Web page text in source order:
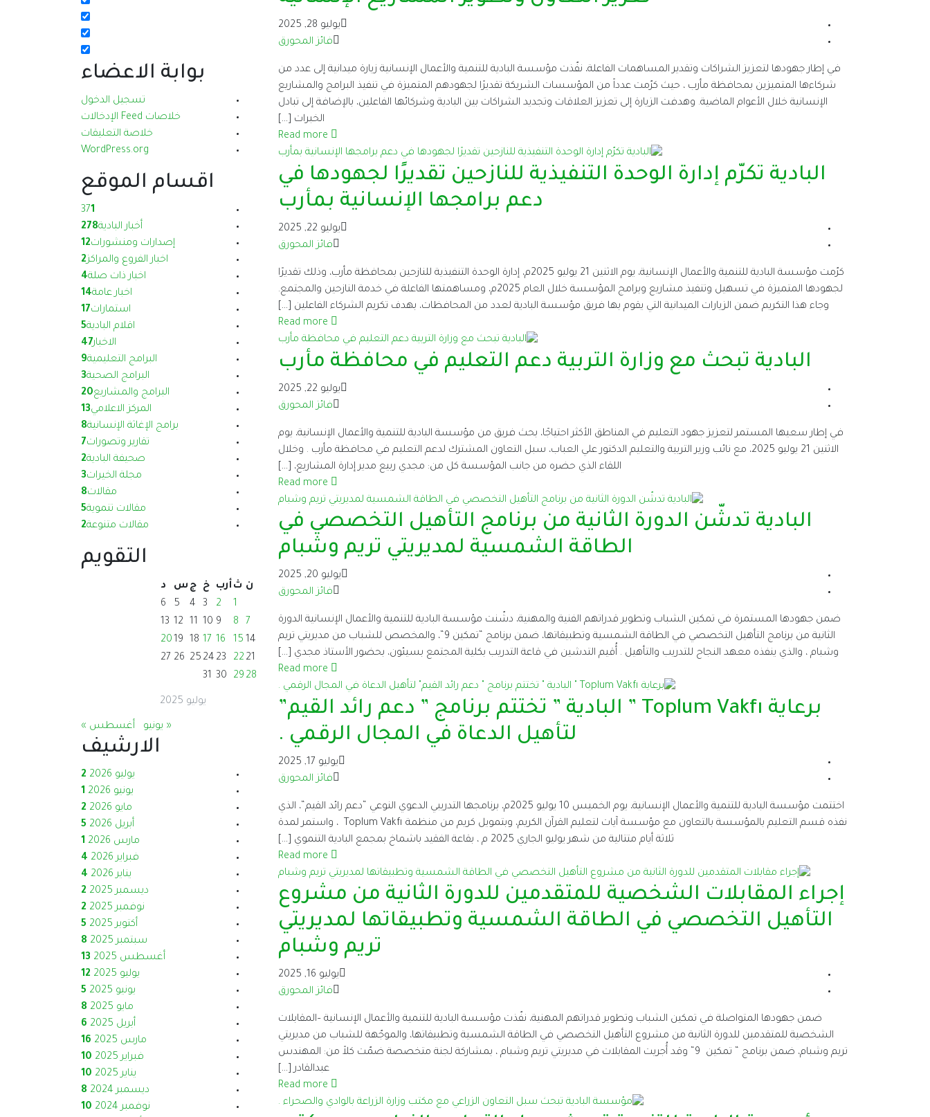
يوليو 28, 2025
فائز المحورق
في إطار جهودها لتعزيز الشراكات وتقدير المساهمات الفاعلة، نفّذت مؤسسة البادية للتنمية والأعمال الإنسانية زيارة ميدانية إلى عدد من
شركاءها المتميزين بمحافظة مأرب ، حيث كرّمت عدداً من المؤسسات الشريكة تقديرًا لجهودهم المتميزة في تنفيذ البرامج والمشاريع
الإنسانية خلال الأعوام الماضية. وهدفت الزيارة إلى تعزيز العلاقات وتجديد الشراكات بين البادية وشركائها الفاعلين، بالإضافة إلى تبادل
الخبرات […]
Read more
البادية تكرّم إدارة الوحدة التنفيذية للنازحين تقديرًا لجهودها في
دعم برامجها الإنسانية بمأرب
يوليو 22, 2025
فائز المحورق
كرّمت مؤسسة البادية للتنمية والأعمال الإنسانية، يوم الاثنين 21 يوليو 2025م، إدارة الوحدة التنفيذية للنازحين بمحافظة مأرب، وذلك تقديرًا
لجهودها المتميزة في تسهيل وتنفيذ مشاريع وبرامج المؤسسة خلال العام 2025م، ومساهمتها الفاعلة في خدمة النازحين والمجتمع.
وجاء هذا التكريم ضمن الزيارات الميدانية التي يقوم بها فريق مؤسسة البادية لعدد من المحافظات، بهدف تكريم الشركاء الفاعلين […]
Read more
البادية تبحث مع وزارة التربية دعم التعليم في محافظة مأرب
يوليو 22, 2025
فائز المحورق
في إطار سعيها المستمر لتعزيز جهود التعليم في المناطق الأكثر احتياجًا، بحث فريق من مؤسسة البادية للتنمية والأعمال الإنسانية، يوم
الاثنين 21 يوليو 2025، مع نائب وزير التربية والتعليم الدكتور علي العباب، سبل التعاون المشترك لدعم التعليم في محافظة مأرب . وخلال
اللقاء الذي حضره من جانب المؤسسة كل من: مجدي ربيع مدير إدارة المشاريع، […]
Read more
البادية تدشّن الدورة الثانية من برنامج التأهيل التخصصي في
الطاقة الشمسية لمديريتي تريم وشبام
يوليو 20, 2025
فائز المحورق
ضمن جهودها المستمرة في تمكين الشباب وتطوير قدراتهم الفنية والمهنية، دشّنت مؤسسة البادية للتنمية والأعمال الإنسانية الدورة
الثانية من برنامج التأهيل التخصصي في الطاقة الشمسية وتطبيقاتها، ضمن برنامج “تمكين 9“، والمخصص للشباب من مديريتي تريم
وشبام ، والذي ينفذه معهد النجاح للتدريب والتأهيل . أُقيم التدشين في قاعة التدريب بكلية المجتمع بسيئون، بحضور الأستاذ مجدي […]
Read more
برعاية Toplum Vakfı ” البادية ” تختتم برنامج ” دعم رائد القيم”
لتأهيل الدعاة في المجال الرقمي .
يوليو 17, 2025
فائز المحورق
اختتمت مؤسسة البادية للتنمية والأعمال الإنسانية، يوم الخميس 10 يوليو 2025م، برنامجها التدريبي الدعوي النوعي “دعم رائد القيم“، الذي
نفذه قسم التعليم بالمؤسسة بالتعاون مع مؤسسة آيات لتعليم القرآن الكريم، وبتمويل كريم من منظمة Toplum Vakfı ، واستمر لمدة
ثلاثة أيام متتالية من شهر يوليو الجاري 2025 م ، بقاعة الفقيد باشماخ بمجمع البادية التنموي […]
Read more
إجراء المقابلات الشخصية للمتقدمين للدورة الثانية من مشروع
التأهيل التخصصي في الطاقة الشمسية وتطبيقاتها لمديريتي
تريم وشبام
يوليو 16, 2025
فائز المحورق
ضمن جهودها المتواصلة في تمكين الشباب وتطوير قدراتهم المهنية، نفّذت مؤسسة البادية للتنمية والأعمال الإنسانية –المقابلات
الشخصية للمتقدمين للدورة الثانية من مشروع التأهيل التخصصي في الطاقة الشمسية وتطبيقاتها، والموجّهة للشباب من مديريتي
تريم وشبام، ضمن برنامج “ تمكين 9“ وقد أُجريت المقابلات في مديريتي تريم وشبام ، بمشاركة لجنة متخصصة ضمّت كلاً من: المهندس
عبدالقادر […]
Read more
بوابة الاعضاء
تسجيل الدخول
خلاصات Feed الإدخالات
خلاصة التعليقات
WordPress.org
اقسام الموقع
371
أخبار البادية278
إصدارات ومنشورات12
اخبار الفروع والمراكز2
اخبار ذات صلة4
اخبار عامة14
استمارات17
اقلام البادية5
الاخبار47
البرامج التعليمية9
البرامج الصحية3
البرامج والمشاريع20
المركز الاعلامي13
برامج الإغاثة الإنسانية8
تقارير وتصورات7
صحيفة البادية2
مجلة الخيرات3
مقالات8
مقالات تنموية5
مقالات متنوعة2
التقويم
يوليو 2025
ن ث أرب خ ج س
د
1
2
3
4
5
6
7
8
9
10
11
12
13
14
15
16
17
18
19
20
21
22
23
24
25
26
27
28
29
30
31
« يونيو أغسطس »
الارشيف
يوليو 2026
2
يونيو 2026
1
مايو 2026
2
أبريل 2026
5
مارس 2026
1
فبراير 2026
4
يناير 2026
4
ديسمبر 2025
2
نوفمبر 2025
2
أكتوبر 2025
5
سبتمبر 2025
8
أغسطس 2025
13
يوليو 2025
12
يونيو 2025
5
مايو 2025
8
أبريل 2025
6
مارس 2025
16
فبراير 2025
10
يناير 2025
10
ديسمبر 2024
8
نوفمبر 2024
10